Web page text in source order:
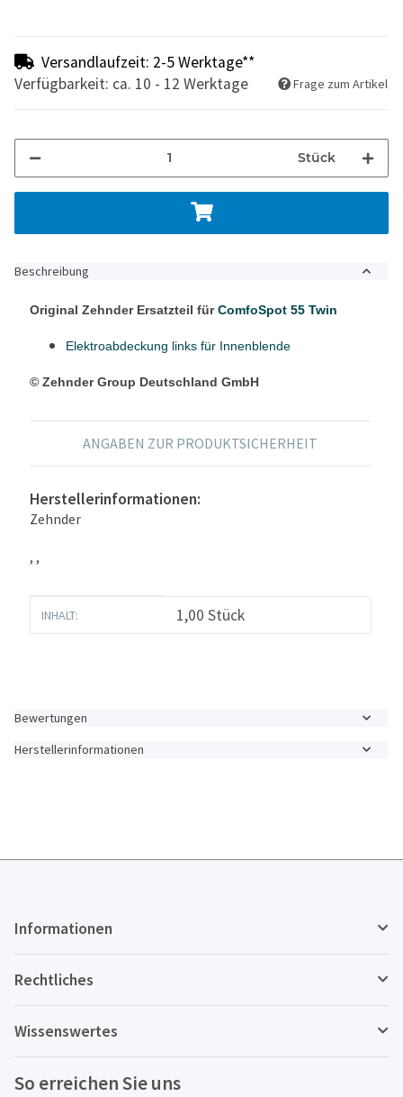
Versandlaufzeit: 2-5 Werktage**
Verfügbarkeit: ca. 10 - 12 Werktage
Frage zum Artikel
Stück
Beschreibung
Original Zehnder Ersatzteil fürComfoSpot 55 Twin
Elektroabdeckung links für Innenblende
© Zehnder Group Deutschland GmbH
ANGABEN ZUR PRODUKTSICHERHEIT
Herstellerinformationen:
Zehnder
, ,
Produkteigenschaft
Wert
INHALT: 1,00 Stück
Bewertungen
Herstellerinformationen
Informationen
Rechtliches
Wissenswertes
So erreichen Sie uns